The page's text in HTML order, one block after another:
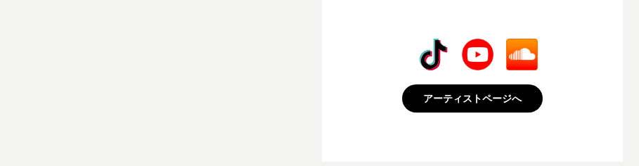
アーティストページへ